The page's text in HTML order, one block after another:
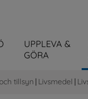
UPPLEVA &
GÖRA
tillsyn | Livsmedel |